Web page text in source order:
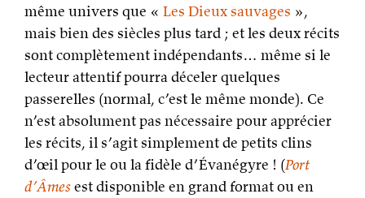
même univers que « Les Dieux sauvages »,
mais bien des siècles plus tard ; et les deux récits
sont complètement indépendants… même si le
lecteur attentif pourra déceler quelques
passerelles (normal, c’est le même monde). Ce
n’est absolument pas nécessaire pour apprécier
les récits, il s’agit simplement de petits clins
d’œil pour le ou la fidèle d’Évanégyre ! (Port
d’Âmesest disponible en grand format ou en